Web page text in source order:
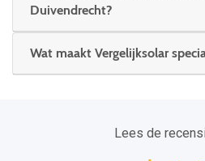
Duivendrecht?
Wat maakt Vergelijksolar
Lees de